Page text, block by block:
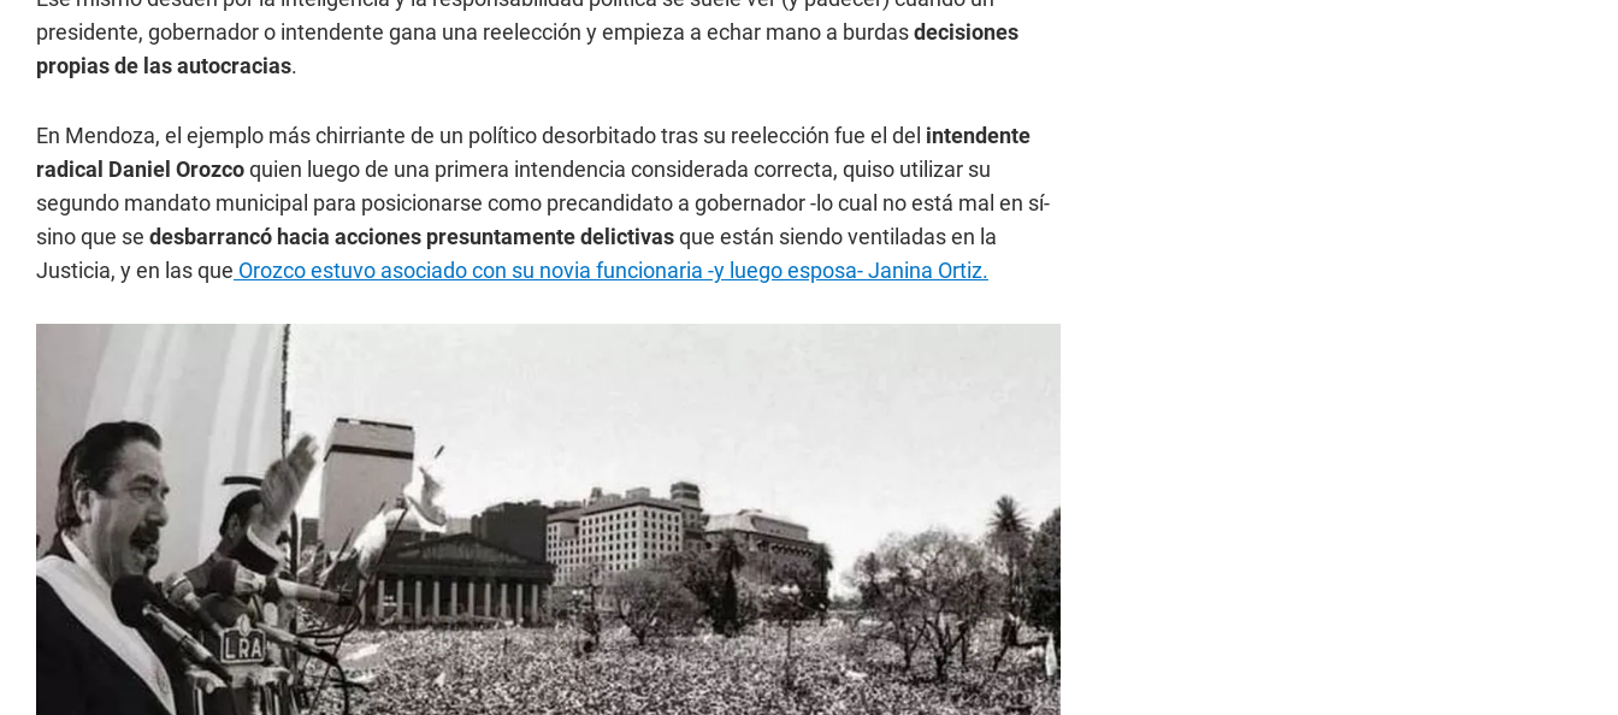
presidente, gobernador o intendente gana una reelección y empieza a echar mano a burdasdecisiones
propias de las autocracias.
En Mendoza, el ejemplo más chirriante de un político desorbitado tras su reelección fue el del intendente
radical Daniel Orozcoquien luego de una primera intendencia considerada correcta, quiso utilizar su
segundo mandato municipal para posicionarse como precandidato a gobernador -lo cual no está mal en sí-
sino que se desbarrancó hacia acciones presuntamente delictivasque están siendo ventiladas en la
Justicia, y en las que Orozco estuvo asociado con su novia funcionaria -y luego esposa- Janina Ortiz.